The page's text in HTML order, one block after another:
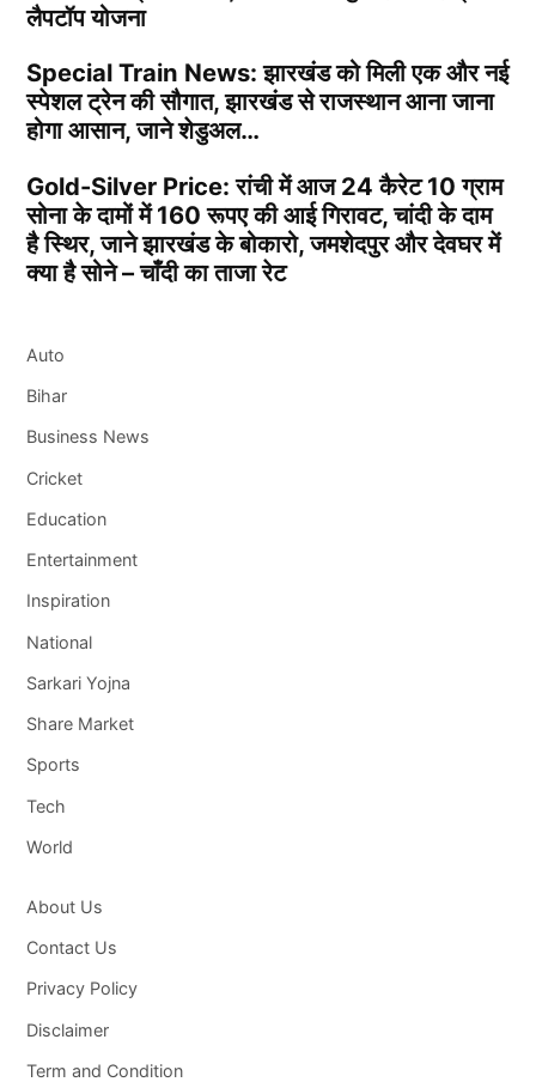
लैपटॉप योजना
Special Train News: झारखंड को मिली एक और नई
स्पेशल ट्रेन की सौगात, झारखंड से राजस्थान आना जाना
होगा आसान, जाने शेडुअल…
Gold-Silver Price: रांची में आज 24 कैरेट 10 ग्राम
सोना के दामों में 160 रूपए की आई गिरावट, चांदी के दाम
है स्थिर, जाने झारखंड के बोकारो, जमशेदपुर और देवघर में
क्या है सोने – चाँदी का ताजा रेट
Auto
Bihar
Business News
Cricket
Education
Entertainment
Inspiration
National
Sarkari Yojna
Share Market
Sports
Tech
World
About Us
Contact Us
Privacy Policy
Disclaimer
Term and Condition